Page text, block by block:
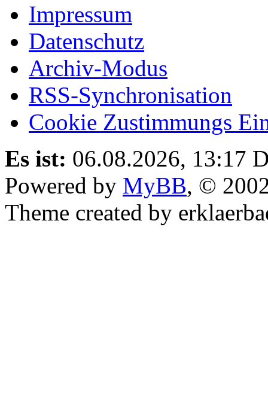
Impressum
Datenschutz
Archiv-Modus
RSS-Synchronisation
Cookie Zustimmungs
Es ist: 06.08.2026, 13:17
Powered by MyBB, ©
Theme created by